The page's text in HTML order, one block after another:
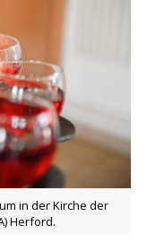
in der Kirche der
Herford.